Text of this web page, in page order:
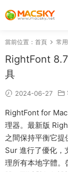
當前位置： 首頁 常
RightFont
具
2024-06-27
RightFont for
理器。最新版
之間保持平衡它
Sur 進行了優化，
理所有本地字體。